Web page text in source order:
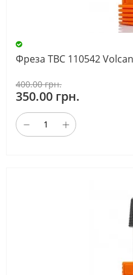
Фреза ТВС 110542
400.00 грн.
350.00 грн.